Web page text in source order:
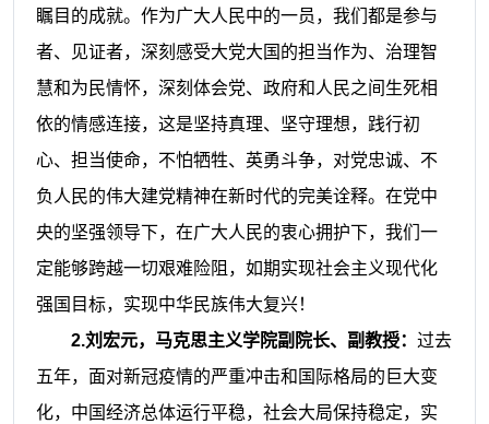
瞩目的成就。作为广大人民中的一员，我们都是参与
者、见证者，深刻感受大党大国的担当作为、治理智
慧和为民情怀，深刻体会党、政府和人民之间生死相
依的情感连接，这是坚持真理、坚守理想，践行初
心、担当使命，不怕牺牲、英勇斗争，对党忠诚、不
负人民的伟大建党精神在新时代的完美诠释。在党中
央的坚强领导下，在广大人民的衷心拥护下，我们一
定能够跨越一切艰难险阻，如期实现社会主义现代化
强国目标，实现中华民族伟大复兴！
2.刘宏元，马克思主义学院副院长、副教授： 过去
五年，面对新冠疫情的严重冲击和国际格局的巨大变
化，中国经济总体运行平稳，社会大局保持稳定，实